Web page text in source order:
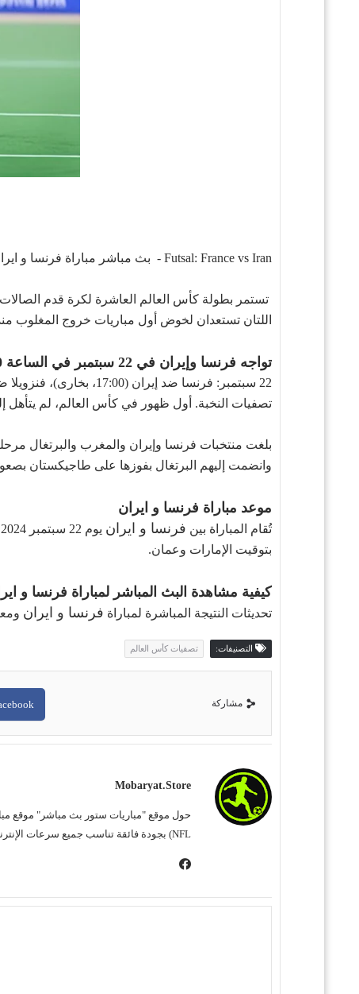
Futsal: France vs Iran - بث مباشر مباراة فرنسا و ايران في كاس العالم للصالات ، الجولة: (6) ، في
اللتان تستعدان لخوض أول مباريات خروج المغلوب منذ 1999 و2018 على
تواجه فرنسا وإيران في 22 سبتمبر في الساعة 17:00 في بخارى.
تصفيات النخبة. أول ظهور في كأس العالم، لم يتأهل إلى
وانضمت إليهم البرتغال بفوزها على طاجيكستان
موعد مباراة فرنسا و ايران
تُقام المباراة بين فرنسا و ايران
بتوقيت الإمارات وعمان.
كيفية مشاهدة البث المباشر لمباراة فرنسا و
تحديثات النتيجة المباشرة لمباراة فرنسا و ايران
التصنيفات: تصفيات كأس العالم
مشاركة
Mobaryat.store
NFL) بجودة فائقة تناسب جميع سرعات الإنترنت. نحن نسعى لتوفير تجربة مشاهدة غامرة وسهلة للمشجع العربي، بعيداً عن التعقيد وبأقل قدر من الإعلانات المزعجة.